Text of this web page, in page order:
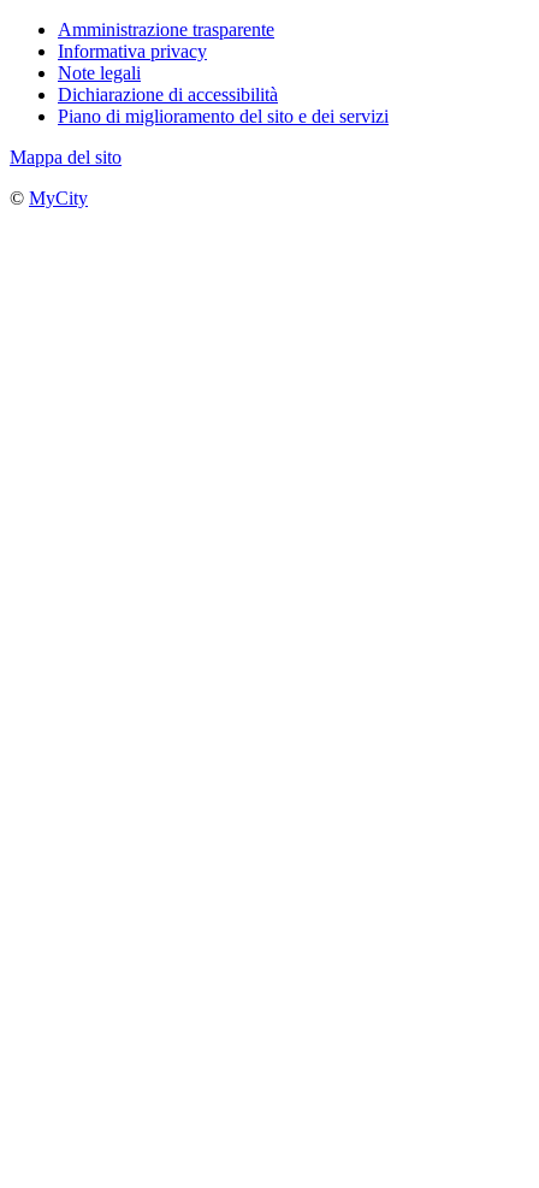
Amministrazione trasparente
Informativa privacy
Note legali
Dichiarazione di accessibilità
Piano di miglioramento del sito e dei servizi
Mappa del sito
© MyCity